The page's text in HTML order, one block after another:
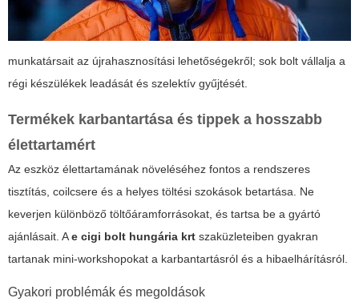
munkatársait az újrahasznosítási lehetőségekről; sok bolt vállalja a
régi készülékek leadását és szelektív gyűjtését.
Termékek karbantartása és tippek a hosszabb
élettartamért
Az eszköz élettartamának növeléséhez fontos a rendszeres
tisztítás, coilcsere és a helyes töltési szokások betartása. Ne
keverjen különböző töltőáramforrásokat, és tartsa be a gyártó
ajánlásait. Ae cigi bolt hungária krt szaküzleteiben gyakran
tartanak mini-workshopokat a karbantartásról és a hibaelhárításról.
Gyakori problémák és megoldások